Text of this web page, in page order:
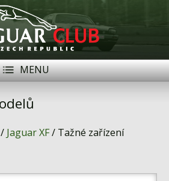
MENU
/ Jaguar XF/ Tažné zařízení